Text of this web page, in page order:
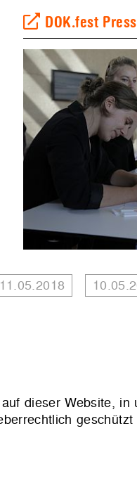
DOK.fest
11.05.2018
dieser Website, in